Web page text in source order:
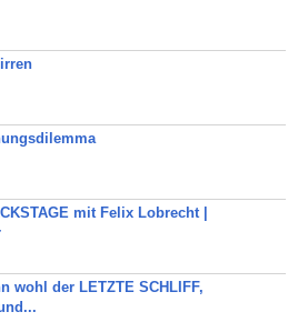
mit Felix Lobrecht |
wohl der LETZTE SCHLIFF,